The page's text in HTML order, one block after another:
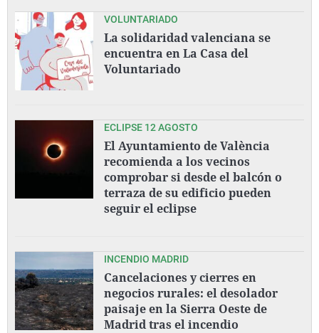
VOLUNTARIADO
La solidaridad valenciana se
encuentra en La Casa del
Voluntariado
ECLIPSE 12 AGOSTO
El Ayuntamiento de València
recomienda a los vecinos
comprobar si desde el balcón o
terraza de su edificio pueden
seguir el eclipse
INCENDIO MADRID
Cancelaciones y cierres en
negocios rurales: el desolador
paisaje en la Sierra Oeste de
Madrid tras el incendio